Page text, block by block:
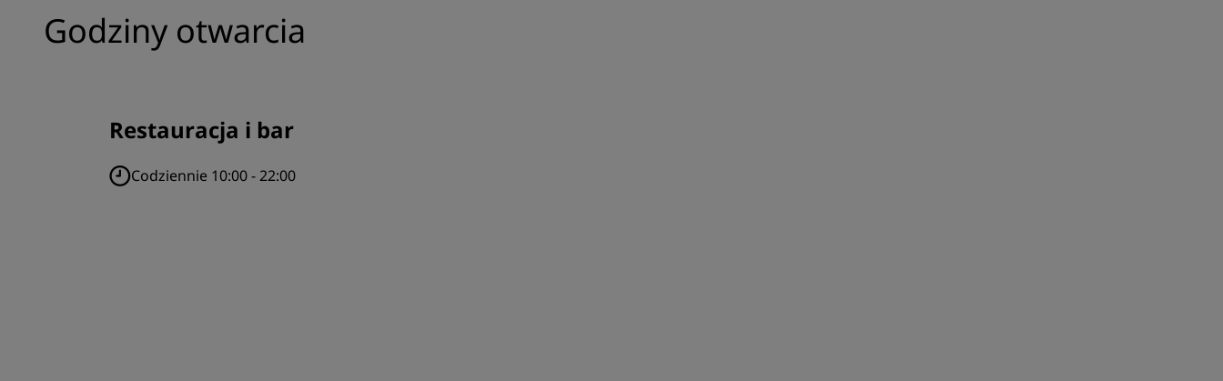
Godziny otwarcia
Restauracja i bar
Codziennie 10:00 - 22:00